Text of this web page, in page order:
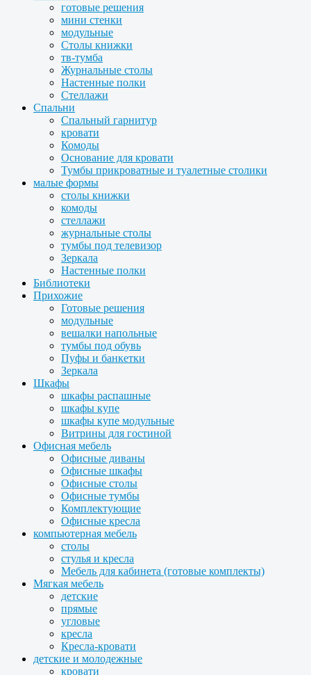
готовые решения
мини стенки
модульные
Столы книжки
тв-тумба
Журнальные столы
Настенные полки
Стеллажи
Спальни
Спальный гарнитур
кровати
Комоды
Основание для кровати
Тумбы прикроватные и туалетные столики
малые формы
столы книжки
комоды
стеллажи
журнальные столы
тумбы под телевизор
Зеркала
Настенные полки
Библиотеки
Прихожие
Готовые решения
модульные
вешалки напольные
тумбы под обувь
Пуфы и банкетки
Зеркала
Шкафы
шкафы распашные
шкафы купе
шкафы купе модульные
Витрины для гостиной
Офисная мебель
Офисные диваны
Офисные шкафы
Офисные столы
Офисные тумбы
Комплектующие
Офисные кресла
компьютерная мебель
столы
стулья и кресла
Мебель для кабинета (готовые комплекты)
Мягкая мебель
детские
прямые
угловые
кресла
Кресла-кровати
детские и молодежные
кровати